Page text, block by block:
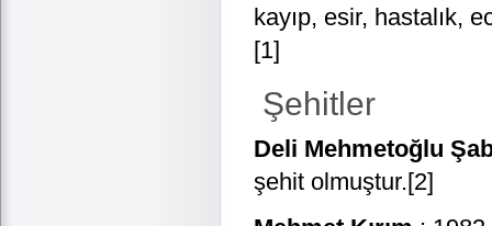
kayıp, esir, hastalık,
[1]
Şehitler
Deli Mehmetoğlu
şehit olmuştur.[2]